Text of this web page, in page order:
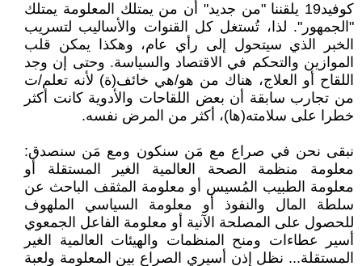
كوفيد19 يلقننا "من جديد" أن من يمتلك المعلومة يمتلك
"الجمهور". لذا، تُستغل كل القنوات والأساليب لتسريب
الخبر الذي سيتحول إلى رأي عام، وهكذا يمكن قلب
الموازين والتحكم في الاقتصاد والسياسة. وحتى إن وجد
اللقاح أو العلاج، هناك من هو/هي خائف(ة) لأنه تعلم/ت
من تجارب سابقة أن بعض اللقاحات والأدوية كانت أكثر
خطرا على سلامته(ها)، أكثر من المرض نفسه.
نبقى نحن في صراع مع مَن سنكون ومع مَن سنصدق:
معلومة منظمة الصحة العالمية الغير المستقلة أو
معلومة الطبيب المُسيس أو معلومة المثقف الباحث عن
سلطة المال والنفوذ أو معلومة السياسي الملهوف
للحصول على المصلحة الآنية أو معلومة الفاعل الجمعوي
أسير عطاءات ومنح المنظمات والهيئات العالمية الغير
المستقلة... نظل إذن أسيري الصراع بين المعلومة ولعبة